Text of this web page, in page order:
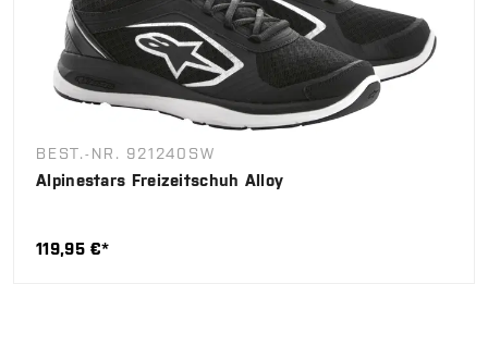
BEST.-NR. 921240SW
Alpinestars Freizeitschuh Alloy
119,95 €*